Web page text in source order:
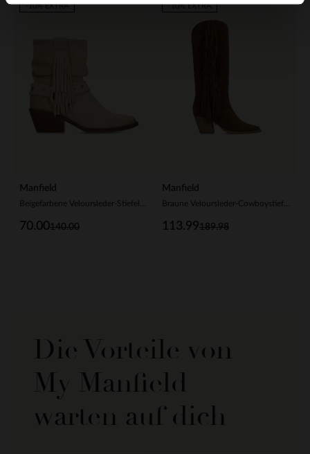
Manfield
140.00
70.00
-10% EXTRA
Manfield
189.98
113.99
-10% EXTRA
Die Vorteile von
My Manfield
warten auf dich